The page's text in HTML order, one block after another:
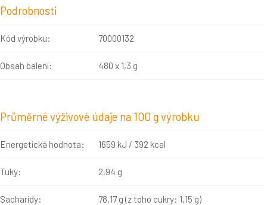
Podrobnosti
Kód výrobku: 70000132
Obsah balení: 480 x 1,3 g
Průměrné výživové údaje na 100 g výrobku
Energetická hodnota: 1659 kJ / 392 kcal
Tuky: 2,94 g
Sacharidy: 78,17 g (z toho cukry: 1,15 g)